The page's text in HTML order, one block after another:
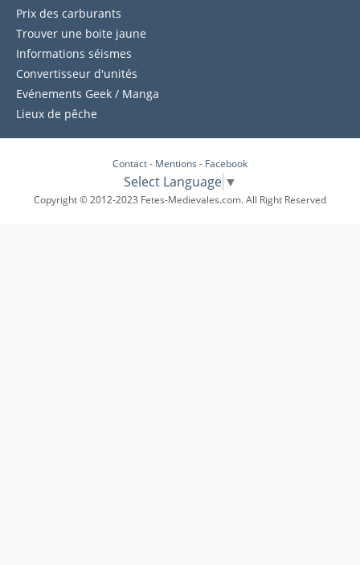
Prix des carburants
Trouver une boite jaune
Informations séismes
Convertisseur d'unités
Evénements Geek / Manga
Lieux de pêche
Contact- Mentions - Facebook
Select Language ▼
Copyright © 2012-2023 Fetes-Medievales.com. All Right Reserved